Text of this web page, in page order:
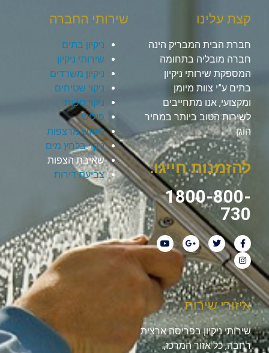
קצת עלינו
חברת הבית המבריק הינה
חברה מובליה בתחומה
המספקת שירותי ניקיון
בתים ע”י צוות מיומן
ומקצועי, אנו מתחייבים
לשירות הטוב ביותר במחיר
הוגן.
להזמנות חייגו:
1800-800-
730
שירותי החברה
ניקיון בתים
שירותי ניקיון
ניקיון משרדים
ניקוי שטיחים
ניקוי ספות
פוליש
ליטוש מרצפות
ניקוי בלחץ מים
שאיבת הצפות
צביעת דירות
איזורי שירות
שירותי ניקיון בפריסה ארצית
רחבה, כל אזור המרכז,